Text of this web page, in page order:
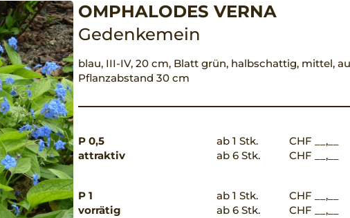
OMPHALODES VERNA
Gedenkemein
blau, III-IV, 20 cm, Blatt grün, halbschattig, mittel,
Pflanzabstand 30 cm
P 0,5
attraktiv
ab 1 Stk.
CHF __,__
ab 6 Stk.
CHF __,__
P 1
vorrätig
ab 1 Stk.
CHF __,__
ab 6 Stk.
CHF __,__